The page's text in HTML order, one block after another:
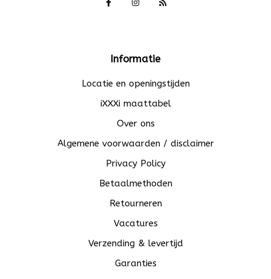
Informatie
Locatie en openingstijden
iXXXi maattabel
Over ons
Algemene voorwaarden / disclaimer
Privacy Policy
Betaalmethoden
Retourneren
Vacatures
Verzending & levertijd
Garanties